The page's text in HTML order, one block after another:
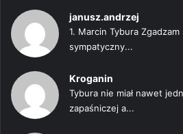
janusz.andrzej
1. Marcin Tybura
sympatyczny...
Kroganin
Tybura nie miał nawet
zapaśniczej a...